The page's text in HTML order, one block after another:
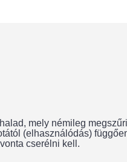
mely némileg
(elhasználódás)
cserélni kell.